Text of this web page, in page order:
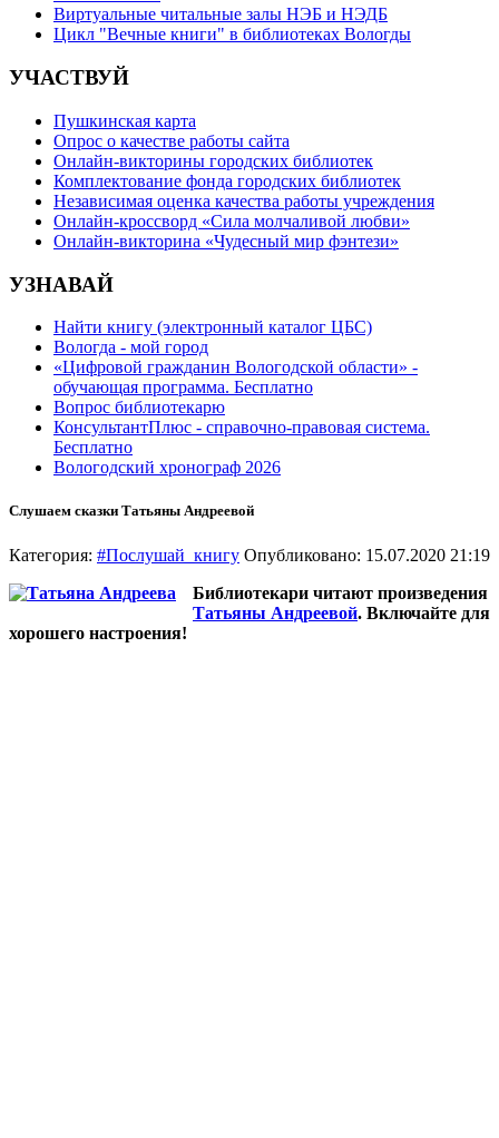
Виртуальные читальные залы НЭБ и НЭДБ
Цикл "Вечные книги" в библиотеках Вологды
УЧАСТВУЙ
Пушкинская карта
Опрос о качестве работы сайта
Онлайн-викторины городских библиотек
Комплектование фонда городских библиотек
Независимая оценка качества работы учреждения
Онлайн-кроссворд «Сила молчаливой любви»
Онлайн-викторина «Чудесный мир фэнтези»
УЗНАВАЙ
Найти книгу (электронный каталог ЦБС)
Вологда - мой город
«Цифровой гражданин Вологодской области» -
обучающая программа. Бесплатно
Вопрос библиотекарю
КонсультантПлюс - справочно-правовая система.
Бесплатно
Вологодский хронограф 2026
Слушаем сказки Татьяны Андреевой
Категория: #Послушай_книгу Опубликовано: 15.07.2020 21:19
Библиотекари читают произведения
Татьяны Андреевой. Включайте для
хорошего настроения!